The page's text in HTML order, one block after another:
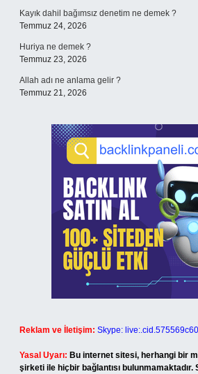
Kayık dahil bağımsız denetim ne demek ?
Temmuz 24, 2026
Huriya ne demek ?
Temmuz 23, 2026
Allah adı ne anlama gelir ?
Temmuz 21, 2026
Reklam ve İletişim: Skype:
Yasal Uyarı: Bu internet sitesi, herhangi bir
şirketi ile hiçbir bağlantısı bulunmamaktadır.